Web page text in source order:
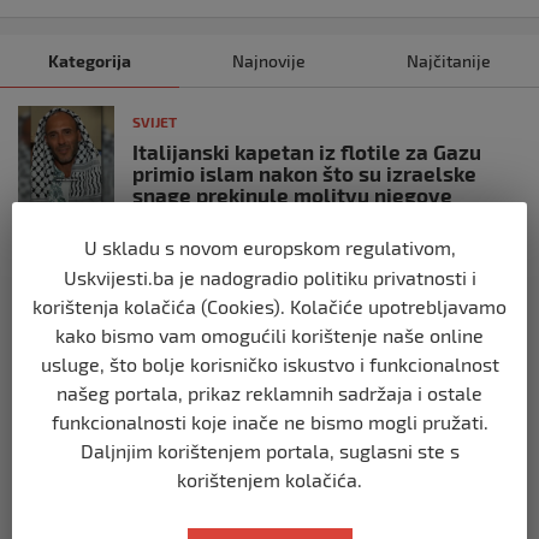
Kategorija Najnovije Najčitanije
SVIJET
Italijanski kapetan iz flotile za Gazu
primio islam nakon što su izraelske
snage prekinule molitvu njegove
prije 10 mjeseci
SVIJET
Brod “Mikeno” probio izraelsku blokadu
i uplovio u Gazu – kapetan iz Sarajeva
vijori zastavu BiH
prije 10 mjeseci
nekoliko eksplozija: Ima žrtava,
U skladu s novom europskom regulativom,
Uskvijesti.ba je nadogradio politiku privatnosti i
korištenja kolačića (Cookies). Kolačiće upotrebljavamo
kako bismo vam omogućili korištenje naše online
usluge, što bolje korisničko iskustvo i funkcionalnost
našeg portala, prikaz reklamnih sadržaja i ostale
funkcionalnosti koje inače ne bismo mogli pružati.
Daljnjim korištenjem portala, suglasni ste s
korištenjem kolačića.